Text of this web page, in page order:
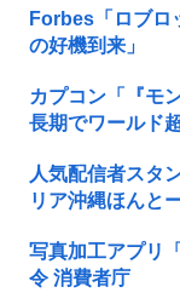
Forbes「ロブロ
の好機到来」
カプコン「『モ
長期でワールド
人気配信者スタ
リア沖縄ほんと
写真加工アプリ
令 消費者庁